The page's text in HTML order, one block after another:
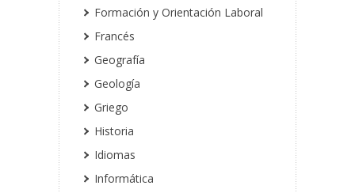
Formación y Orientación Laboral
Francés
Geografía
Geología
Griego
Historia
Idiomas
Informática